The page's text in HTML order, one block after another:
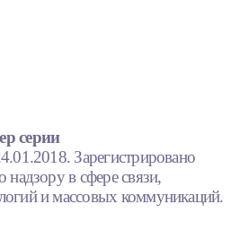
серии
Зарегистрировано
в сфере связи,
и массовых коммуникаций.